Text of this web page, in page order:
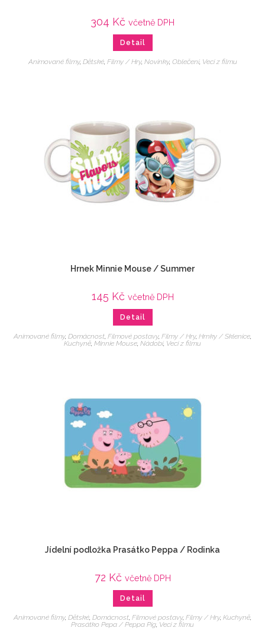
304 Kč včetně DPH
Detail
Animované filmy, Dětské, Filmy / Hry, Novinky, Oblečení, Veci z filmu
Hrnek Minnie Mouse / Summer
145 Kč včetně DPH
Detail
Animované filmy, Domácnost Filmové postavy, Filmy / Hry, Hrnky / Sklenice
Kuchyně Minnie Mouse Nádobí, Veci z filmu
Jídelní podložka Prasátko Peppa / Rodinka
72 Kč včetně DPH
Detail
Animované filmy, Dětské, Domácnost, Filmové postavy, Filmy / Hry, Kuchyně,
Prasátko Pepa / Peppa Pig, Veci z filmu